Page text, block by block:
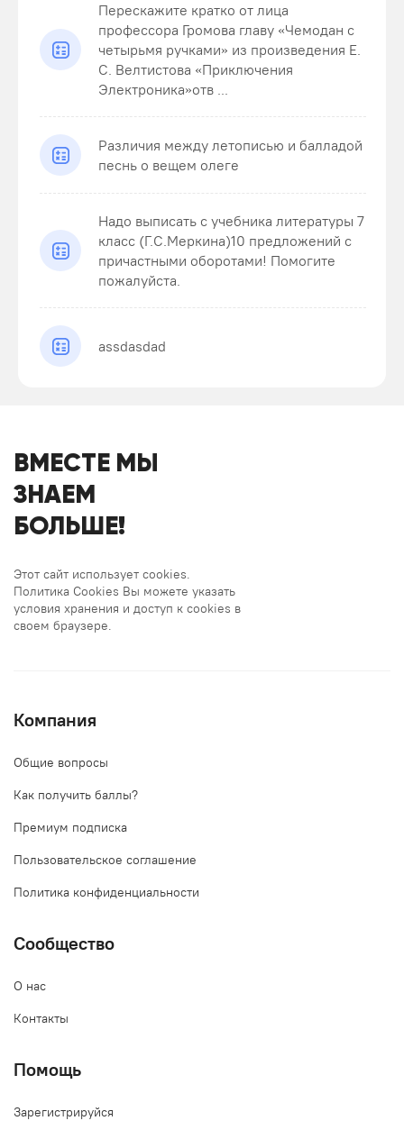
Перескажите кратко от лица
профессора Громова главу «Чемодан с
четырьмя ручками» из произведения Е.
С. Велтистова «Приключения
Электроника»отв ...
Различия между летописью и балладой
песнь о вещем олеге
Надо выписать с учебника литературы 7
класс (Г.С.Меркина)10 предложений с
причастными оборотами! Помогите
пожалуйста.
assdasdad
ВМЕСТЕ МЫ
ЗНАЕМ
БОЛЬШЕ!
Этот сайт использует cookies.
Политика Cookies Вы можете указать
условия хранения и доступ к cookies в
своем браузере.
Компания
Общие вопросы
Как получить баллы?
Премиум подписка
Пользовательское соглашение
Политика конфиденциальности
Сообщество
О нас
Контакты
Помощь
Зарегистрируйся